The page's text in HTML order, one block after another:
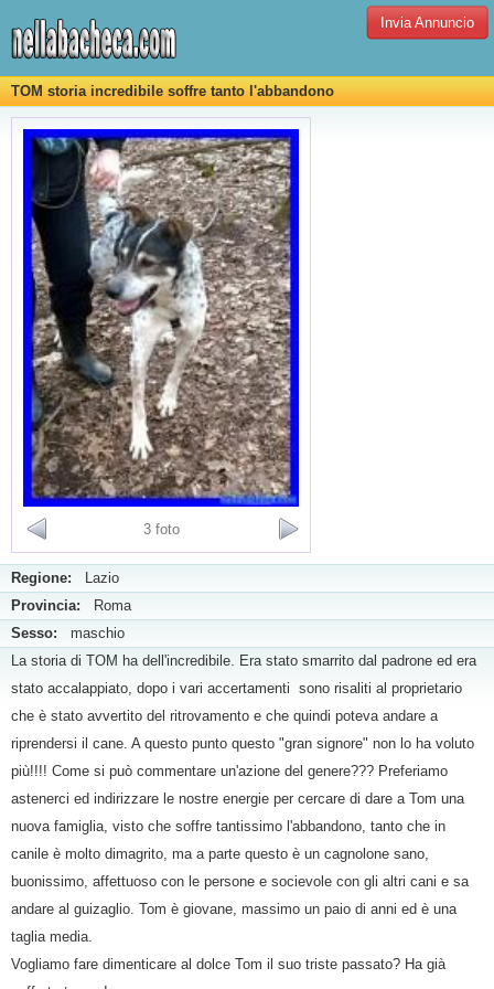
Invia Annuncio
TOM storia incredibile soffre tanto l'abbandono
3 foto
Regione: Lazio
Provincia: Roma
Sesso: maschio
La storia di TOM ha dell'incredibile. Era stato smarrito dal padrone ed era
stato accalappiato, dopo i vari accertamenti sono risaliti al proprietario
che è stato avvertito del ritrovamento e che quindi poteva andare a
riprendersi il cane. A questo punto questo "gran signore" non lo ha voluto
più!!!! Come si può commentare un'azione del genere??? Preferiamo
astenerci ed indirizzare le nostre energie per cercare di dare a Tom una
nuova famiglia, visto che soffre tantissimo l'abbandono, tanto che in
canile è molto dimagrito, ma a parte questo è un cagnolone sano,
buonissimo, affettuoso con le persone e socievole con gli altri cani e sa
andare al guizaglio. Tom è giovane, massimo un paio di anni ed è una
taglia media.
Vogliamo fare dimenticare al dolce Tom il suo triste passato? Ha già